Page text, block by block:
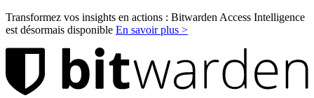
Transformez vos insights en actions : Bitwarden Access Intelligence
est désormais disponible En savoir plus >